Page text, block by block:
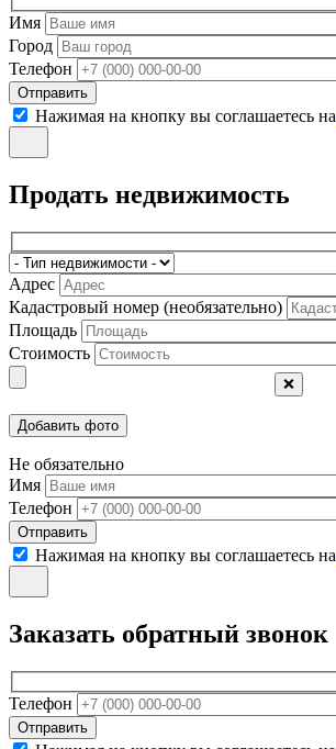
Имя
Город
Телефон
Отправить
Нажимая на кнопку вы соглашаетесь на
Продать недвижимость
Адрес
Кадастровый номер (необязательно)
Площадь
Стоимость
❌
Не обязательно
Имя
Телефон
Отправить
Нажимая на кнопку вы соглашаетесь на
Заказать обратный звонок
Телефон
Отправить